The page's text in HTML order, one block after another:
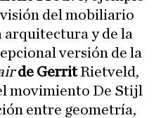
del mobiliario
arquitectura y de la
versión de la
de GerritRietveld,
movimiento De Stijl
entre geometría,